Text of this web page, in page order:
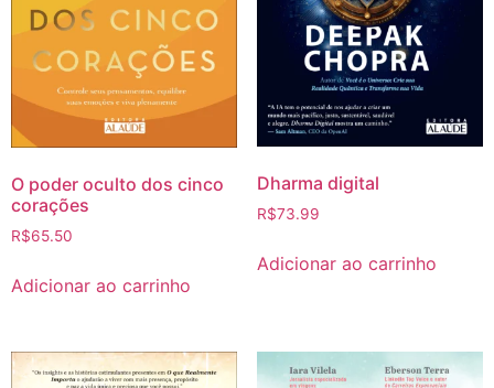
O poder oculto dos cinco
corações
R$65.50
Adicionar ao carrinho
Dharma digital
R$73.99
Adicionar ao carrinho